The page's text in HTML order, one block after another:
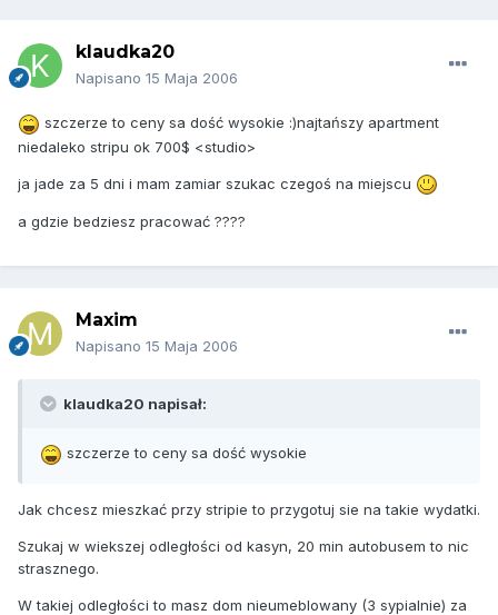
klaudka20
Napisano 15 Maja 2006
szczerze to ceny sa dość wysokie :)najtańszy apartment
niedaleko stripu ok 700$ <studio>
ja jade za 5 dni i mam zamiar szukac czegoś na miejscu
a gdzie bedziesz pracować ????
Maxim
Napisano 15 Maja 2006
klaudka20 napisał:
szczerze to ceny sa dość wysokie
Jak chcesz mieszkać przy stripie to przygotuj sie na takie wydatki.
Szukaj w wiekszej odległości od kasyn, 20 min autobusem to nic
strasznego.
W takiej odległości to masz dom nieumeblowany (3 sypialnie) za